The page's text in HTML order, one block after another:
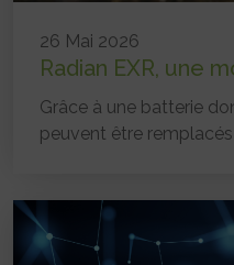
26 Mai 2026
Radian EXR, une
Grâce à une batterie
peuvent être remplacés